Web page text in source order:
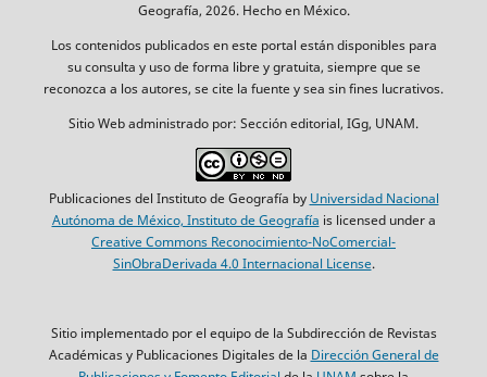
Geografía, 2026. Hecho en México.
Los contenidos publicados en este portal están disponibles para
su consulta y uso de forma libre y gratuita, siempre que se
reconozca a los autores, se cite la fuente y sea sin fines lucrativos.
Sitio Web administrado por: Sección editorial, IGg, UNAM.
Publicaciones del Instituto de Geografía by Universidad Nacional
Autónoma de México, Instituto de Geografía is licensed under a
Creative Commons Reconocimiento-NoComercial-
SinObraDerivada 4.0 Internacional License.
Sitio implementado por el equipo de la Subdirección de Revistas
Académicas y Publicaciones Digitales de la Dirección General de